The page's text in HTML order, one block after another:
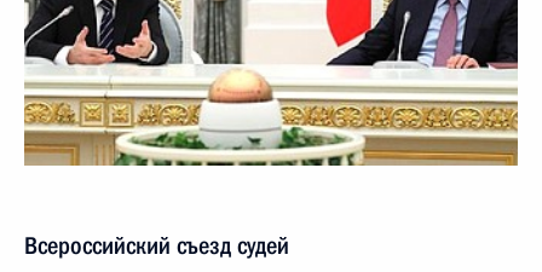
Всероссийский съезд судей